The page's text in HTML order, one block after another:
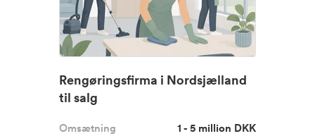
Rengøringsfirma i Nordsjælland
til salg
Omsætning
1 - 5 million DKK